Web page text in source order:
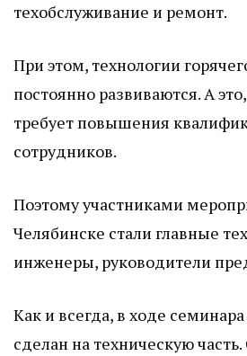
техобслуживание и ремонт.
При этом, технологии
постоянно развиваются. А
требует повышения
сотрудников.
Поэтому участниками
Челябинске стали главные
инженеры, руководители
Как и всегда, в ходе
сделан на техническую